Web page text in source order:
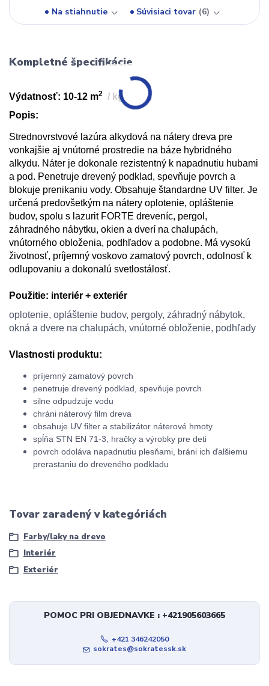
Na stiahnutie Súvisiaci tovar 6
Kompletné špecifikácie
Výdatnosť: 10-12 m2 / kg
Popis:
Strednovrstvové lazúra alkydová na nátery dreva pre
vonkajšie aj vnútorné prostredie na báze hybridného
alkydu. Náter je dokonale rezistentný k napadnutiu hubami
a pod. Penetruje drevený podklad, spevňuje povrch a
blokuje prenikaniu vody. Obsahuje štandardne UV filter. Je
určená predovšetkým na nátery oplotenie, opláštenie
budov, spolu s lazurit FORTE dreveníc, pergol,
záhradného nábytku, okien a dverí na chalupách,
vnútorného obloženia, podhľadov a podobne. Má vysokú
životnosť, príjemný voskovo zamatový povrch, odolnosť k
odlupovaniu a dokonalú svetlostálosť.
Použitie: interiér + exteriér
oplotenie, opláštenie budov, pergoly, záhradný nábytok,
okná a dvere na chalupách, vnútorné obloženie, podhľady
Vlastnosti produktu:
príjemný zamatový povrch
penetruje drevený podklad, spevňuje povrch
silne odpudzuje vodu
chráni náterový film dreva
obsahuje UV filter a stabilizátor náterové hmoty
spĺňa STN EN 71-3, hračky a výrobky pre deti
povrch odoláva napadnutiu plesňami, bráni ich ďalšiemu
prerastaniu do dreveného podkladu
Tovar zaradený v kategóriách
Farby/laky na drevo
Interiér
Exteriér
POMOC PRI OBJEDNAVKE : +421905603665
+421 346242050
sokrates@sokratessk.sk